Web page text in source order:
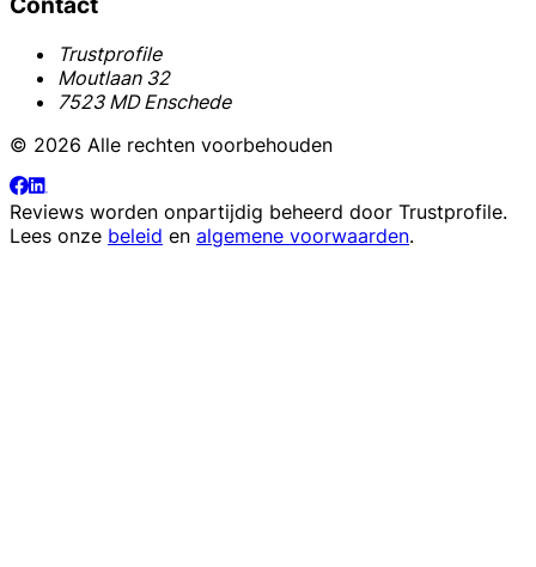
Trustprofile
Moutlaan 32
7523 MD Enschede
© 2026 Alle rechten voorbehouden
Reviews worden onpartijdig beheerd door Trustprofile.
Lees onze beleid en algemene voorwaarden.